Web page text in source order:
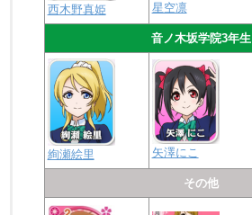
西木野真姫 星空凛
音ノ木坂学院3年生
絢瀬絵里 矢澤にこ
その他